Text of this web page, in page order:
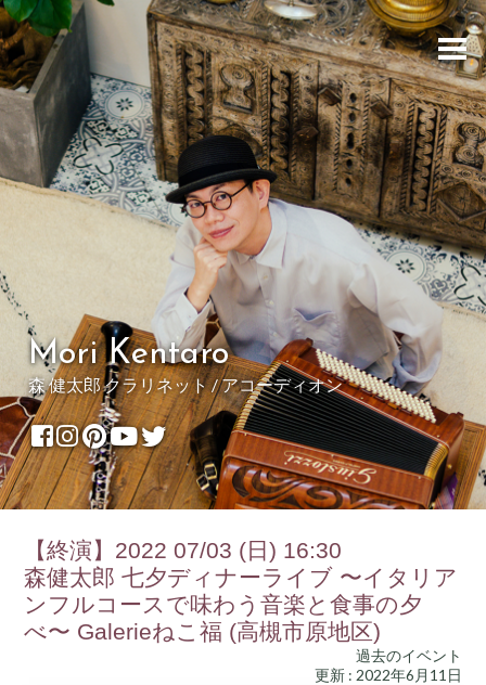
Mori Kentaro
森 健太郎 クラリネット / アコーディオン
【終演】2022 07/03 (日) 16:30
森健太郎 七夕ディナーライブ 〜イタリア
ンフルコースで味わう音楽と食事の夕
べ〜 Galerieねこ福 (高槻市原地区)
過去のイベント
更新 : 2022年6月11日